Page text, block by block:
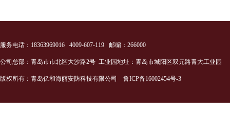
服务电话：18363969016 4009-607-119 邮编：266000
公司总部：青岛市市北区大沙路2号 工业园地址：青岛市城阳区双元路青大工业园
版权所有：青岛亿和海丽安防科技有限公司 鲁ICP备16002454号-3